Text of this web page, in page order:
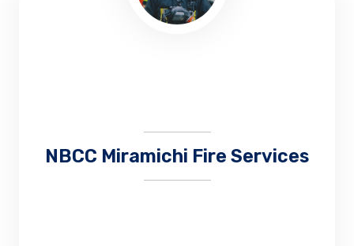
NBCC Miramichi Fire Services